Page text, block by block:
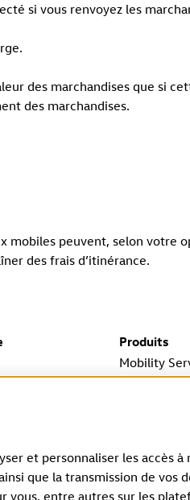
si vous renvoyez les
des marchandises que si
des marchandises.
mobiles peuvent, selon
des frais d’itinérance.
Produits
Mobility
et personnaliser les
que la transmission de vos
entre autres sur les